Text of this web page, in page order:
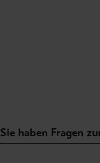
Sie haben Fragen